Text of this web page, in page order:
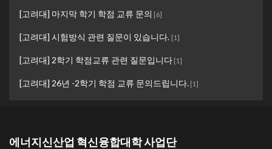
[고려대] 마지막 학기 학점 교류 문의 [6]
[고려대] 시험방식 관련 질문이 있습니다. [1]
[고려대] 2학기 학점교류 관련 질문입니다 [1]
[고려대] 26년 -2학기 학점 교류 문의드립니다. [1]
에너지신산업 혁신융합대학 사업단